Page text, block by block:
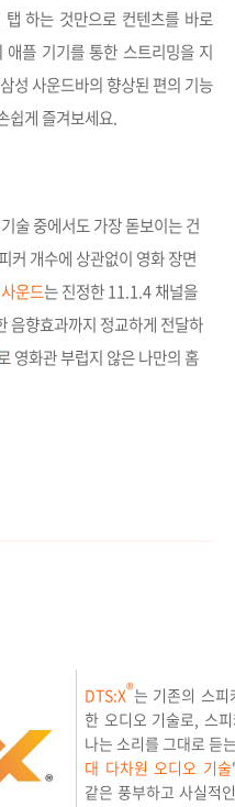
하는 것만으로 컨텐츠를 바로
플 기기를 통한 스트리밍을 지
성 사운드바의 향상된 편의 기능
쉽게 즐겨보세요.
술 중에서도 가장 돋보이는 건
커 개수에 상관없이 영화 장면
운드는 진정한 11.1.4 채널을
음향효과까지 정교하게 전달하
영화관 부럽지 않은 나만의 홈
DTS:X®는 기존의 스
한 오디오 기술로, 스
나는 소리를 그대로 듣
대 다차원 오디오 기술'
같은 풍부하고 사실적